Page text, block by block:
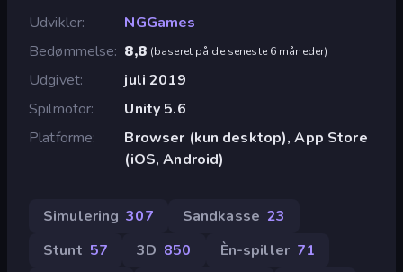
Udvikler
NGGames
Bedømmelse 8,8 (baseret på de seneste 6 måneder)
Udgivet
juli 2019
Spilmotor
Unity 5.6
Platforme
Browser (kun desktop), App Store
(iOS, Android)
Simulering 307 Sandkasse 23
Stunt 57 3D 850 Èn-spiller 71